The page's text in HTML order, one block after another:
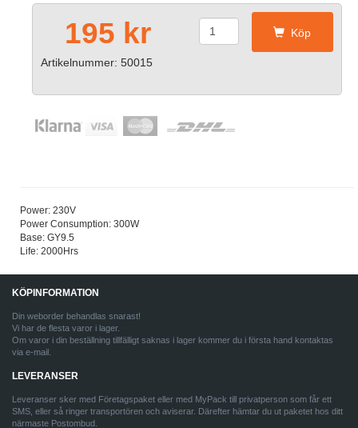
195 kr Köp
Artikelnummer: 50015
Power: 230V
Power Consumption: 300W
Base: GY9.5
Life: 2000Hrs
KÖPINFORMATION
Din weborder behandlas snarast!
Vi har de flesta varor i lager.
Om varor i din beställning tillfälligt saknas i lager kommer du i första hand kontaktas
via e-mail.
LEVERANSER
Leveranser sker med Företagspaket eller med MyPack till privatperson som får ett
SMS, eller så ringer transportören och aviserar. Därefter hämtar du ut paketet hos ditt
närmaste Postombud.